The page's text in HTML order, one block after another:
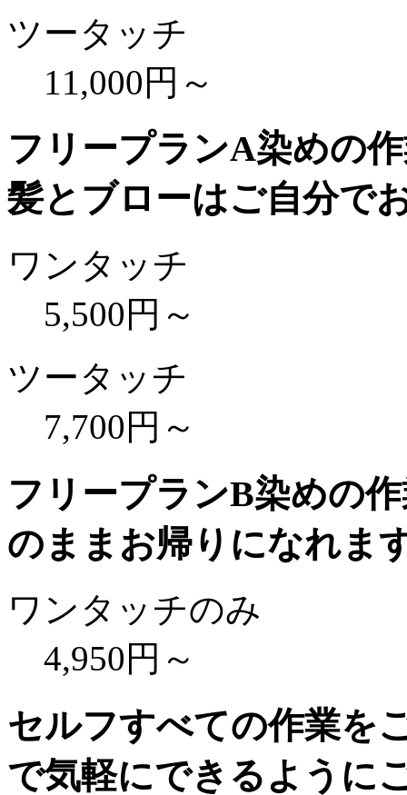
ツータッチ
11,000円～
フリープランA染めの
髪とブローはご自分で
ワンタッチ
5,500円～
ツータッチ
7,700円～
フリープランB染めの
のままお帰りになれま
ワンタッチのみ
4,950円～
セルフすべての作業を
で気軽にできるように